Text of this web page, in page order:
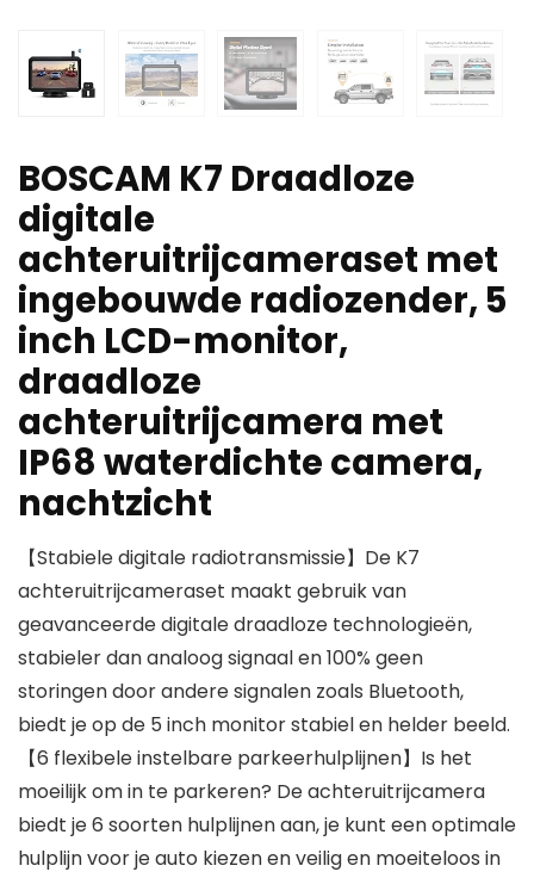
BOSCAM K7 Draadloze
digitale
achteruitrijcameraset met
ingebouwde radiozender, 5
inch LCD-monitor,
draadloze
achteruitrijcamera met
IP68 waterdichte camera,
nachtzicht
【Stabiele digitale radiotransmissie】De K7
achteruitrijcameraset maakt gebruik van
geavanceerde digitale draadloze technologieën,
stabieler dan analoog signaal en 100% geen
storingen door andere signalen zoals Bluetooth,
biedt je op de 5 inch monitor stabiel en helder beeld.
【6 flexibele instelbare parkeerhulplijnen】Is het
moeilijk om in te parkeren? De achteruitrijcamera
biedt je 6 soorten hulplijnen aan, je kunt een optimale
hulplijn voor je auto kiezen en veilig en moeiteloos in